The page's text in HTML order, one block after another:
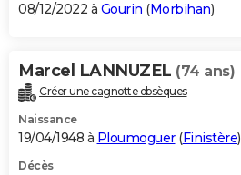
08/12/2022 à Gourin (Morbihan)
Marcel LANNUZEL (74 ans)
Créer une cagnotte obsèques
Naissance
19/04/1948 à Ploumoguer(Finistère)
Décès